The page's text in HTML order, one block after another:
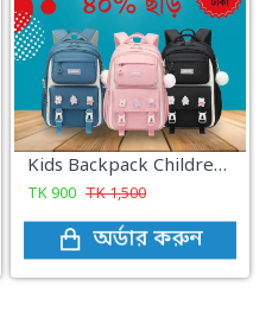
Kids Backpack Children School Bags Waterproof Primary Schoolbag Book Bag
TK900 TK1,500
অর্ডার করুন